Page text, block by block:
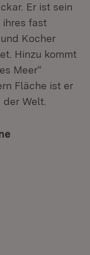
Er ist sein
ihres fast
Kocher
Hinzu kommt
Meer“
Fläche ist er
Welt.